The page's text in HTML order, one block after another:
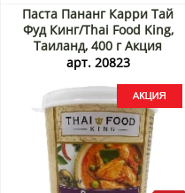
Паста Пананг Карри Тай
Фуд Кинг/Thai Food King,
Таиланд, 400 г Акция
арт. 20823